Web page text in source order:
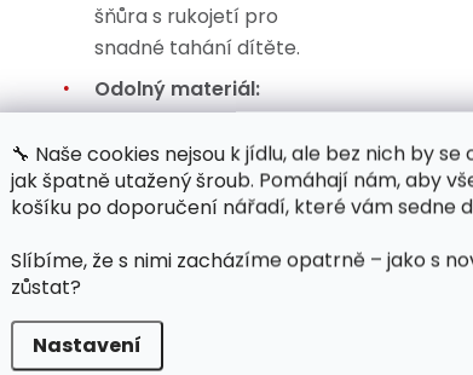
🔧 Naše cookies nejsou k jídlu, ale bez nich by
jak špatně utažený šroub. Pomáhají nám, aby
košíku po doporučení nářadí, které vám sedne
Slíbíme, že s nimi zacházíme opatrně – jako s
zůstat?
Nastavení
šňůra s rukojetí pro
snadné tahání dítěte.
Odolný materiál:
Vyrobeno z plastu
odolného vůči nízkým
teplotám a
mechanickému
poškození.
Snadno přenosné a
vhodné i pro menší děti.